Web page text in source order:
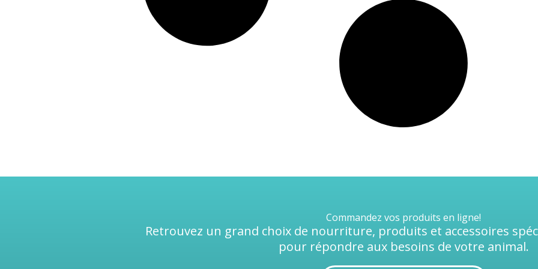
Commandez vos produits en ligne!
Retrouvez un grand choix de nourriture, produits et accessoires
pour répondre aux besoins de votre animal.